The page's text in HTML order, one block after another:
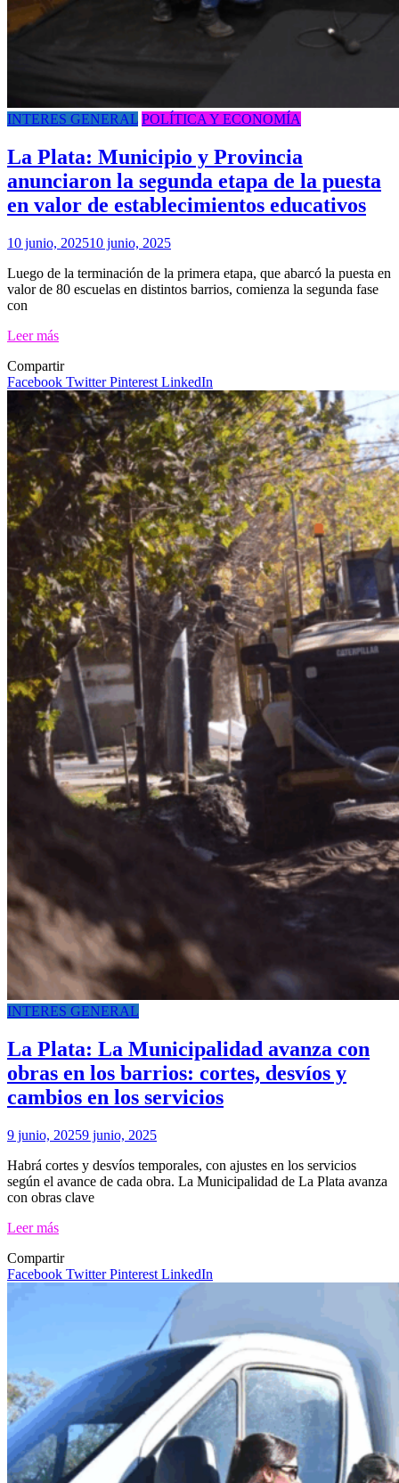
INTERES GENERAL POLÍTICA Y ECONOMÍA
La Plata: Municipio y Provincia
anunciaron la segunda etapa de la puesta
en valor de establecimientos educativos
10 junio, 202510 junio, 2025
Luego de la terminación de la primera etapa, que abarcó la puesta en
valor de 80 escuelas en distintos barrios, comienza la segunda fase
con
Leer más
Compartir
Facebook TwitterPinterest LinkedIn
INTERES GENERAL
La Plata: La Municipalidad avanza con
obras en los barrios: cortes, desvíos y
cambios en los servicios
9 junio, 20259 junio, 2025
Habrá cortes y desvíos temporales, con ajustes en los servicios
según el avance de cada obra. La Municipalidad de La Plata avanza
con obras clave
Leer más
Compartir
Facebook TwitterPinterest LinkedIn